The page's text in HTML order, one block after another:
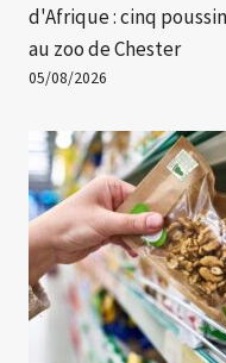
d'Afrique : cinq
au zoo de Chester
05/08/2026